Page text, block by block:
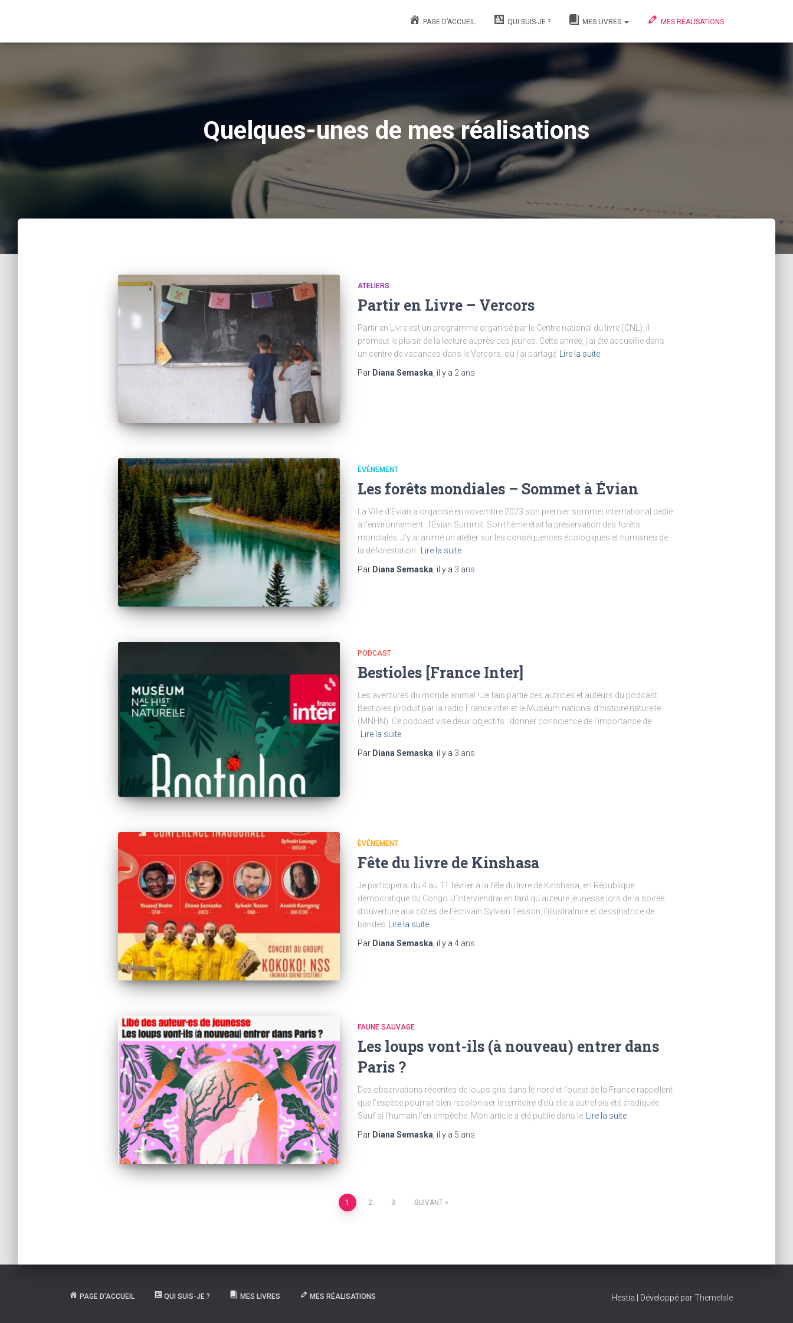
PAGE D’ACCUEIL QUI SUIS-JE ? MES LIVRES MES RÉALISATIONS
Quelques-unes de mes réalisations
ATELIERS
Partir en Livre – Vercors
Partir en Livre est un programme organisé par le Centre national du livre (CNL). Il
promeut le plaisir de la lecture auprès des jeunes. Cette année, j’ai été accueillie dans
un centre de vacances dans le Vercors, où j’ai partagé
Lire la suite
Par Diana Semaska , il y a 2 ans
ÉVÉNEMENT
Les forêts mondiales – Sommet à Évian
La Ville d’Évian a organisé en novembre 2023 son premier sommet international dédié
à l’environnement : l’Évian Summit. Son thème était la préservation des forêts
mondiales. J’y ai animé un atelier sur les conséquences écologiques et humaines de
la déforestation.
Lire la suite
Par Diana Semaska , il y a 3 ans
PODCAST
Bestioles [France Inter]
Les aventures du monde animal ! Je fais partie des autrices et auteurs du podcast
Bestioles produit par la radio France Inter et le Muséum national d’histoire naturelle
(MNHN). Ce podcast vise deux objectifs : donner conscience de l’importance de
Lire la suite
Par Diana Semaska , il y a 3 ans
ÉVÉNEMENT
Fête du livre de Kinshasa
Je participerai du 4 au 11 février à la fête du livre de Kinshasa, en République
démocratique du Congo. J’interviendrai en tant qu’auteure jeunesse lors de la soirée
d’ouverture aux côtés de l’écrivain Sylvain Tesson, l’illustratrice et dessinatrice de
bandes
Lire la suite
Par Diana Semaska , il y a 4 ans
FAUNE SAUVAGE
Les loups vont-ils (à nouveau) entrer dans
Paris ?
Des observations récentes de loups gris dans le nord et l’ouest de la France rappellent
que l’espèce pourrait bien recoloniser le territoire d’où elle a autrefois été éradiquée.
Sauf si l’humain l’en empêche. Mon article a été publié dans le
Lire la suite
Par Diana Semaska , il y a 5 ans
1 2 3 SUIVANT
PAGE D’ACCUEIL QUI SUIS-JE ? MES LIVRES MES RÉALISATIONS Hestia | Développé parThemeIsle